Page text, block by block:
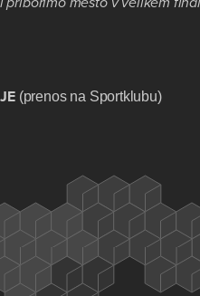
(prenos na Sportklubu)